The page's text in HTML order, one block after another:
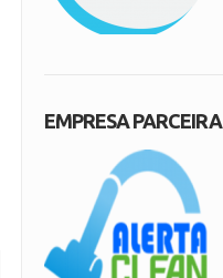
EMPRESA PARCEIRA